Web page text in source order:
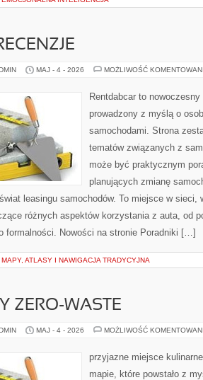
MAJ - 4 - 2026 MOŻLIWOŚĆ
Rentdabcar to
prowadzony z myślą o
samochodami. Strona
tematów związanych z
może być praktycznym
planujących zmianę
leasingu samochodów. To miejsce w sieci,
różnych aspektów korzystania z auta, od
formalności. Nowości na stronie Poradniki […]
MAPY, ATLASY I NAWIGACJA TRADYCYJNA
ZERO-WASTE
MAJ - 4 - 2026 MOŻLIWOŚĆ
przyjazne miejsce
mapie, które powstało z